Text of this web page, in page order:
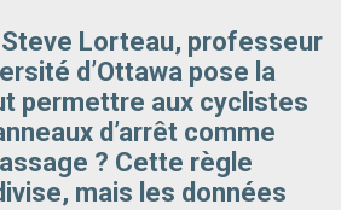
Lorteau, professeur
d’Ottawa pose la
permettre aux cyclistes
d’arrêt comme
? Cette règle
mais les données